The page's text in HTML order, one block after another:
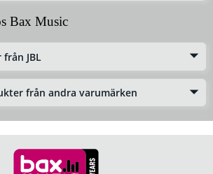
Bax Music
JBL
från andra varumärken